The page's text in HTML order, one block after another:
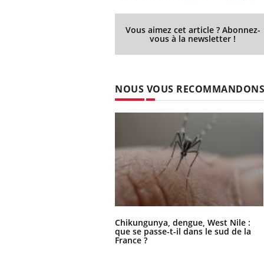
Vous aimez cet article ? Abonnez-
vous à la newsletter !
NOUS VOUS RECOMMANDONS
Chikungunya, dengue, West Nile :
que se passe-t-il dans le sud de la
France ?
Insuline & Charge mentale : et si on
En 2026, l'insuline dans le diabète de type 2
reste entourée d'idées reçues chez les
patients comme parfois chez les soignants.